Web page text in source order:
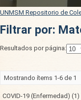
UNMSM Repositorio de
Filtrar por:
Resultados por página:
Mostrando ítems 1-6 de 1
COVID-19 (Enfermedad) (1)